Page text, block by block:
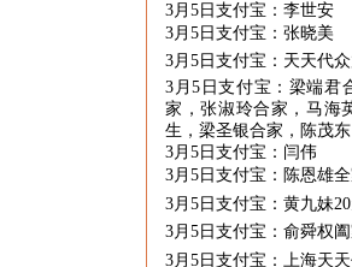
3月 5 日支付宝：李世安
3月 5 日支付宝：张晓美
3月 5 日支付宝：天天代
3月5 日支付宝：梁端君
家，张淑玲合家，马海
生，梁圣银合家，陈茂
3月 5 日支付宝：闫伟
3月 5 日支付宝：陈恩雄
3月 5 日支付宝：黄九妹20
3月 5 日支付宝：俞舜权
3月 5 日支付宝：上海天